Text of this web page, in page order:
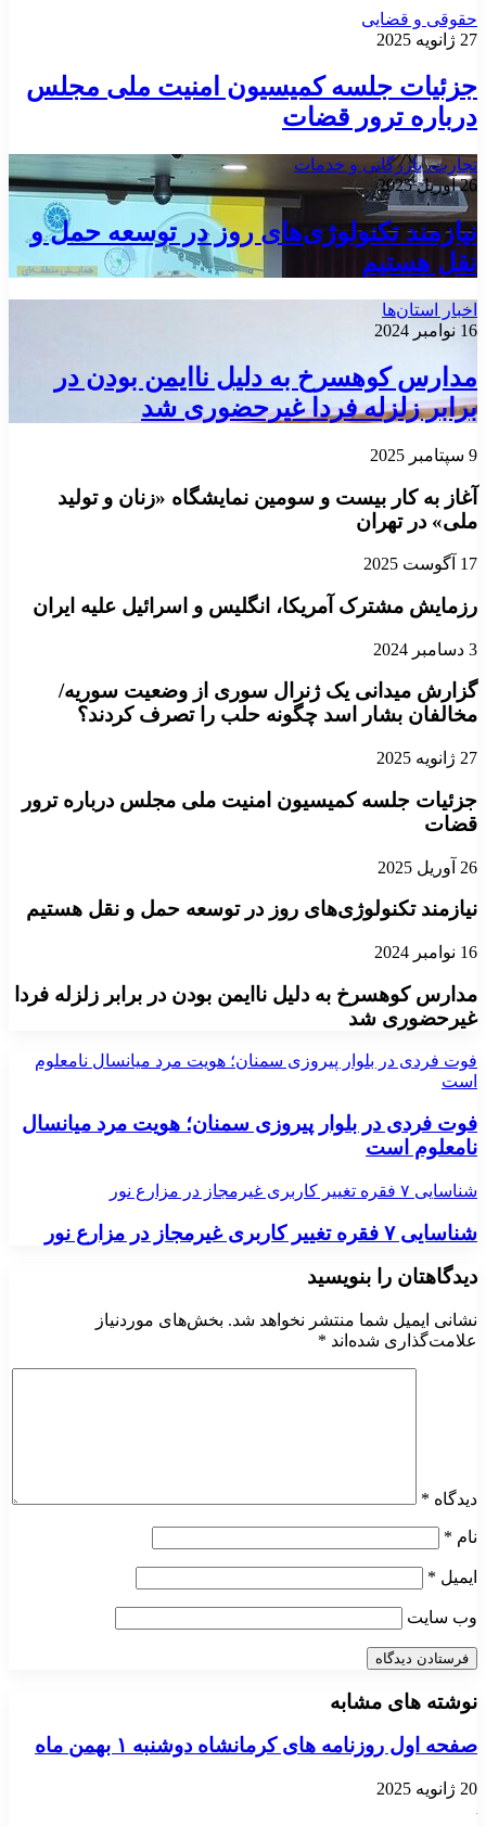
حقوقی و قضایی
27 ژانویه 2025
جزئیات جلسه کمیسیون امنیت ملی مجلس
درباره ترور قضات
تجارت، بازرگانی و خدمات
26 آوریل 2025
نیازمند تکنولوژی‌های روز در توسعه حمل و
نقل هستیم
اخبار استان‌ها
16 نوامبر 2024
مدارس کوهسرخ به دلیل ناایمن بودن در
برابر زلزله فردا غیرحضوری شد
9 سپتامبر 2025
آغاز به کار بیست و سومین نمایشگاه «زنان و تولید
ملی» در تهران
17 آگوست 2025
رزمایش مشترک آمریکا، انگلیس و اسرائیل علیه ایران
3 دسامبر 2024
گزارش میدانی یک ژنرال سوری از وضعیت سوریه/
مخالفان بشار اسد چگونه حلب را تصرف کردند؟
27 ژانویه 2025
جزئیات جلسه کمیسیون امنیت ملی مجلس درباره ترور
قضات
26 آوریل 2025
نیازمند تکنولوژی‌های روز در توسعه حمل و نقل هستیم
16 نوامبر 2024
مدارس کوهسرخ به دلیل ناایمن بودن در برابر زلزله فردا
غیرحضوری شد
فوت فردی در بلوار پیروزی سمنان؛ هویت مرد میانسال نامعلوم
است
فوت فردی در بلوار پیروزی سمنان؛ هویت مرد میانسال
نامعلوم است
شناسایی ۷ فقره تغییر کاربری غیرمجاز در مزارع نور
شناسایی ۷ فقره تغییر کاربری غیرمجاز در مزارع نور
دیدگاهتان را بنویسید
نشانی ایمیل شما منتشر نخواهد شد. بخش‌های موردنیاز
علامت‌گذاری شده‌اند *
دیدگاه *
نام *
ایمیل *
وب‌ سایت
نوشته های مشابه
صفحه اول روزنامه های کرمانشاه دوشنبه ۱ بهمن ماه
20 ژانویه 2025